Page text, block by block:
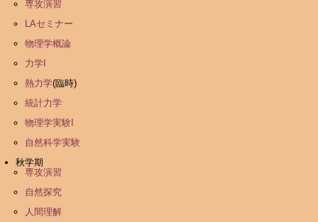
専攻演習
LAセミナー
物理学概論
力学I
熱力学(臨時)
統計力学
物理学実験I
自然科学実験
秋学期
専攻演習
自然探究
人間理解